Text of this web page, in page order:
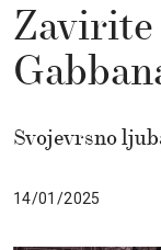
Zavirite
Svojevrsno
14/01/2025